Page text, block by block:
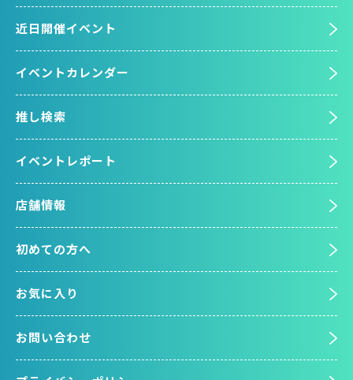
近日開催イベント
イベントカレンダー
推し検索
イベントレポート
店舗情報
初めての方へ
お気に入り
お問い合わせ